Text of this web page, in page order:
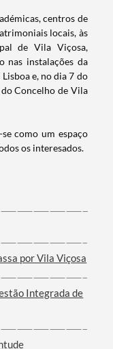
centros de
locais, às
de Vila Viçosa,
nas instalações da
e, no dia 7 do
do Concelho de Vila
como um espaço
os interesados.
por Vila Viçosa
Integrada de